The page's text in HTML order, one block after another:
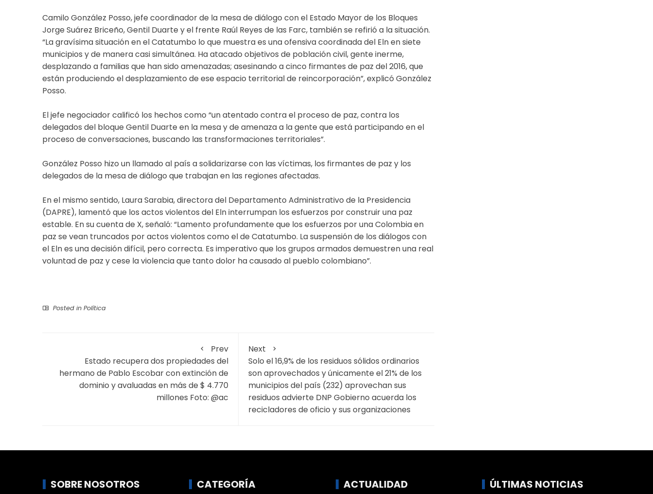
Camilo González Posso, jefe coordinador de la mesa de diálogo con el Estado Mayor de los Bloques
Jorge Suárez Briceño, Gentil Duarte y el frente Raúl Reyes de las Farc, también se refirió a la situación.
“La gravísima situación en el Catatumbo lo que muestra es una ofensiva coordinada del Eln en siete
municipios y de manera casi simultánea. Ha atacado objetivos de población civil, gente inerme,
desplazando a familias que han sido amenazadas; asesinando a cinco firmantes de paz del 2016, que
están produciendo el desplazamiento de ese espacio territorial de reincorporación”, explicó González
Posso.
El jefe negociador calificó los hechos como “un atentado contra el proceso de paz, contra los
delegados del bloque Gentil Duarte en la mesa y de amenaza a la gente que está participando en el
proceso de conversaciones, buscando las transformaciones territoriales”.
González Posso hizo un llamado al país a solidarizarse con las víctimas, los firmantes de paz y los
delegados de la mesa de diálogo que trabajan en las regiones afectadas.
En el mismo sentido, Laura Sarabia, directora del Departamento Administrativo de la Presidencia
(DAPRE), lamentó que los actos violentos del Eln interrumpan los esfuerzos por construir una paz
estable. En su cuenta de X, señaló: “Lamento profundamente que los esfuerzos por una Colombia en
paz se vean truncados por actos violentos como el de Catatumbo. La suspensión de los diálogos con
el Eln es una decisión difícil, pero correcta. Es imperativo que los grupos armados demuestren una real
voluntad de paz y cese la violencia que tanto dolor ha causado al pueblo colombiano”.
Posted in Política
Prev
Estado recupera dos propiedades del
hermano de Pablo Escobar con extinción de
dominio y avaluadas en más de $ 4.770
millones Foto: @ac
Next
Solo el 16,9% de los residuos sólidos ordinarios
son aprovechados y únicamente el 21% de los
municipios del país (232) aprovechan sus
residuos advierte DNP Gobierno acuerda los
recicladores de oficio y sus organizaciones
SOBRE NOSOTROS CATEGORÍA ACTUALIDAD ÚLTIMAS NOTICIAS